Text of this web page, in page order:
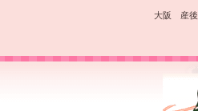
大阪 産後